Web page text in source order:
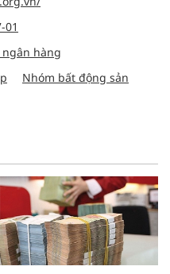
hàng
Nhóm bất động sản